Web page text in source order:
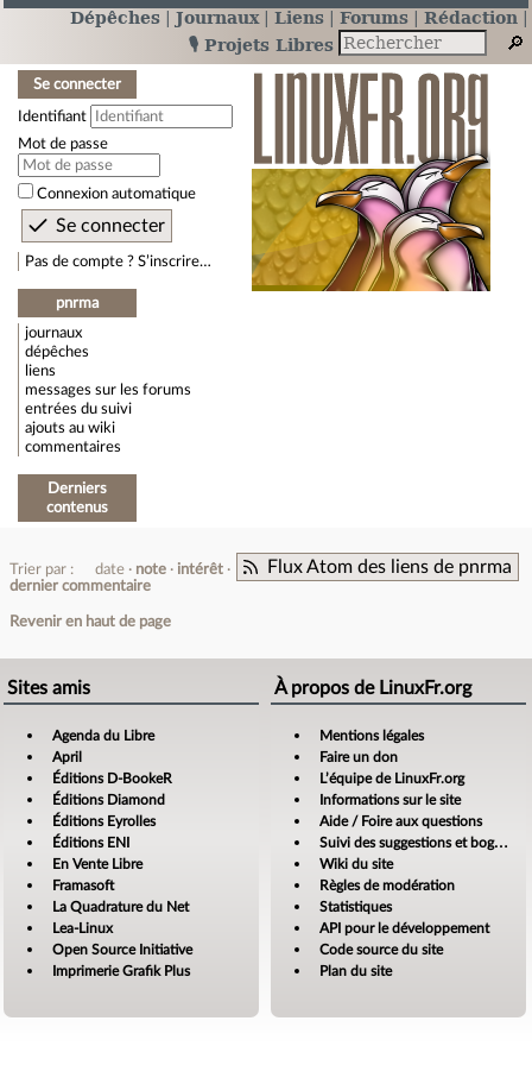
Dépêches Journaux Liens Forums
Rédaction
🎙️ Projets Libres
Se connecter
Identifiant
Mot de passe
Connexion automatique
Pas de compte ? S’inscrire…
pnrma
journaux
dépêches
liens
messages sur les forums
entrées du suivi
ajouts au wiki
commentaires
Derniers
contenus
Flux Atom des liens de pnrma
Trier par : date note
intérêt
dernier commentaire
Revenir en haut de page
Sites amis
Agenda du Libre
April
Éditions D-BookeR
Éditions Diamond
Éditions Eyrolles
Éditions ENI
En Vente Libre
Framasoft
La Quadrature du Net
Lea-Linux
Open Source Initiative
Imprimerie Grafik Plus
À propos de LinuxFr.org
Mentions légales
Faire un don
L’équipe de LinuxFr.org
Informations sur le site
Aide / Foire aux questions
Suivi des suggestions et bogues
Wiki du site
Règles de modération
Statistiques
API pour le développement
Code source du site
Plan du site